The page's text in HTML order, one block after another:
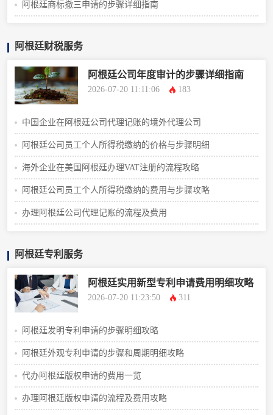
阿根廷商标撤三申请的步骤详细指南
阿根廷财税服务
阿根廷公司年度审计的步骤详细指南
2026-07-20 11:11:06 183
中国企业在阿根廷公司代理记账的境外代理公司
阿根廷公司员工个人所得税缴纳的价格与步骤明细
海外企业在美国阿根廷办理VAT注册的流程攻略
阿根廷公司员工个人所得税缴纳的费用与步骤攻略
办理阿根廷公司代理记账的流程及费用
阿根廷专利服务
阿根廷实用新型专利申请费用明细攻略
2026-07-20 11:23:50 311
阿根廷发明专利申请的步骤明细攻略
阿根廷外观专利申请的步骤和周期明细攻略
代办阿根廷版权申请的费用一览
办理阿根廷版权申请的流程及费用攻略